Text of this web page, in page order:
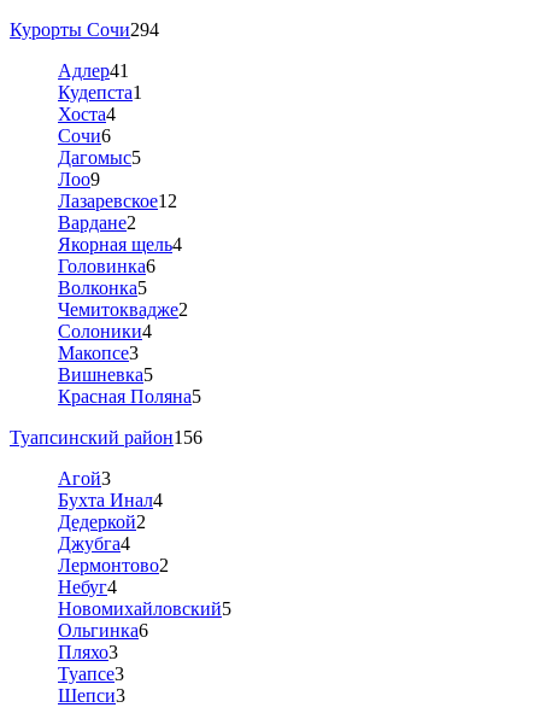
Курорты Сочи294
Адлер41
Кудепста1
Хоста4
Сочи6
Дагомыс5
Лоо9
Лазаревское12
Вардане2
Якорная щель4
Головинка6
Волконка5
Чемитоквадже2
Солоники4
Макопсе3
Вишневка5
Красная Поляна5
Туапсинский район156
Агой3
Бухта Инал4
Дедеркой2
Джубга4
Лермонтово2
Небуг4
Новомихайловский5
Ольгинка6
Пляхо3
Туапсе3
Шепси3